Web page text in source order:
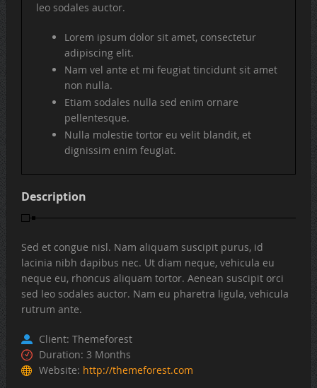
leo sodales auctor.
Lorem ipsum dolor sit amet, consectetur
adipiscing elit.
Nam vel ante et mi feugiat tincidunt sit amet
non nulla.
Etiam sodales nulla sed enim ornare
pellentesque.
Nulla molestie tortor eu velit blandit, et
dignissim enim feugiat.
Description
Sed et congue nisl. Nam aliquam suscipit purus, id
lacinia nibh dapibus nec. Ut diam neque, vehicula eu
neque eu, rhoncus aliquam tortor. Aenean suscipit orci
sed leo sodales auctor. Nam eu pharetra ligula, vehicula
rutrum ante.
Client: Themeforest
Duration: 3 Months
Website: http://themeforest.com